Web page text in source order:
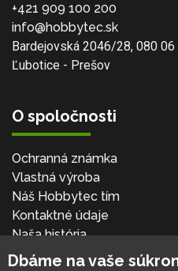
+421 909 100 200
info@hobbytec.sk
Bardejovská 2046/28, 080 06
Ľubotice - Prešov
O spoločnosti
Ochranná známka
Vlastná výroba
Náš Hobbytec tím
Kontaktné údaje
Naša história
Kariéra
Dbáme na vaše